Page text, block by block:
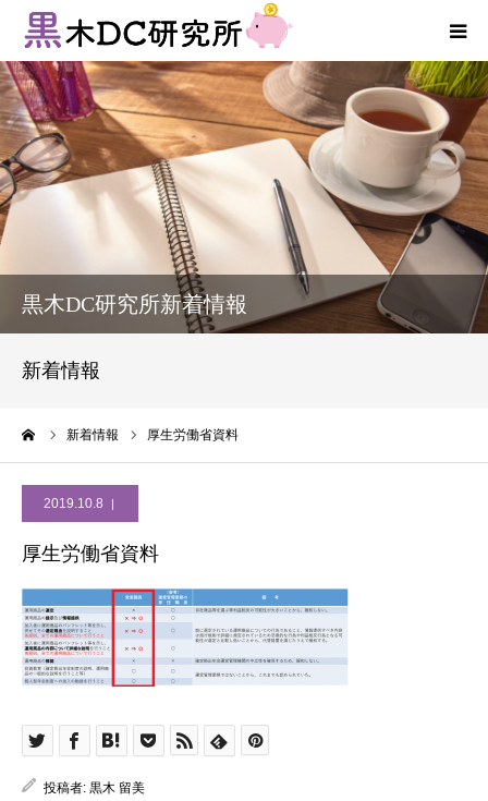
黒木DC研究所新着情報
新着情報
新着情報 厚生労働省資料
2019.10.8
厚生労働省資料
投稿者: 黒木 留美
法人向けサービス
個人向けサービス
新着情報
お問い合わせ